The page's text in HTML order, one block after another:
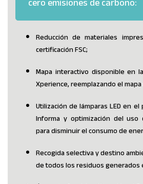
cero emisiones de carbono:
Reducción de materiales
certificación FSC;
Mapa interactivo disponible en
Xperience, reemplazando el
Utilización de lámparas LED en
Informa y optimización del uso
para disminuir el consumo de
Recogida selectiva y destino
de todos los residuos generados